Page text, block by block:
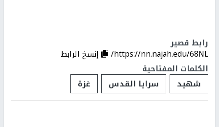
رابط قصير
https://nn.najah.edu/68NL/
إنسخ الرابط
الكلمات المفتاحية
شهيد
سرايا القدس غزة